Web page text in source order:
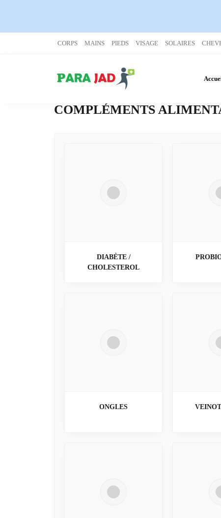
CORPS MAINS PIEDS VISAGE SOLAIRES
COMPLÉMENTS
DIABÈTE /
CHOLESTEROL
ONGLES